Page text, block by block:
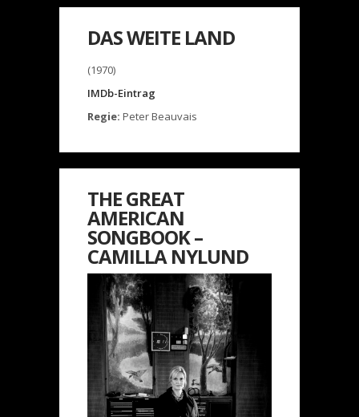
DAS WEITE LAND
(1970)
IMDb-Eintrag
Regie: Peter Beauvais
THE GREAT
AMERICAN
SONGBOOK –
CAMILLA NYLUND